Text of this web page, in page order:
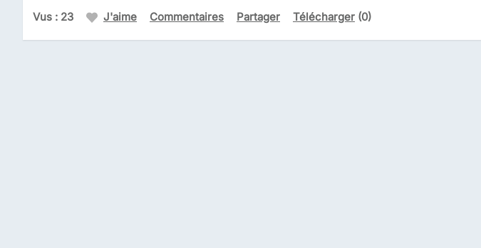
Vus : 23 J'aime Commentaires Partager Télécharger (0)